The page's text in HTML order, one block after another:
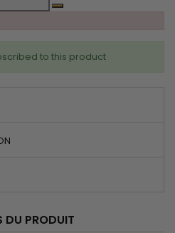
to this product
DU PRODUIT